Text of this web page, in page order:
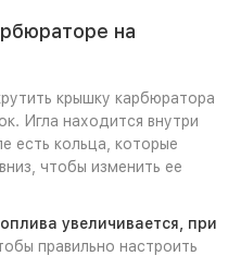
на
крышку карбюратора
Игла находится внутри
есть кольца, которые
чтобы изменить ее
увеличивается, при
правильно настроить